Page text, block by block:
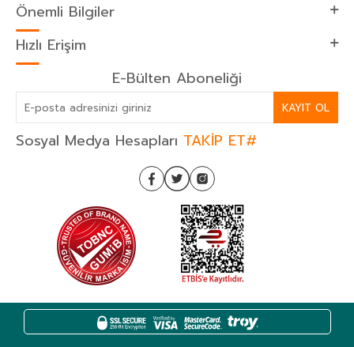
Önemli Bilgiler
Hızlı Erişim
E-Bülten Aboneliği
KAYIT OL
Sosyal Medya Hesapları TAKİP ET#